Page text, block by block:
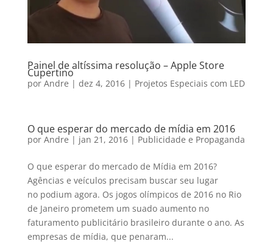
Painel de altíssima resolução – Apple Store
Cupertino
por Andre | dez 4, 2016| Projetos Especiais com LED
O que esperar do mercado de mídia em 2016
por Andre | jan 21, 2016| Publicidade e Propaganda
O que esperar do mercado de Mídia em 2016?
Agências e veículos precisam buscar seu lugar
no podium agora. Os jogos olímpicos de 2016 no Rio
de Janeiro prometem um suado aumento no
faturamento publicitário brasileiro durante o ano. As
empresas de mídia, que penaram...